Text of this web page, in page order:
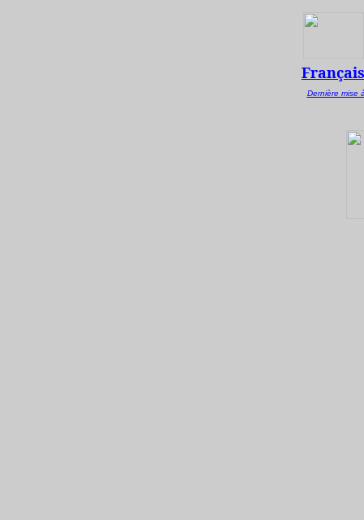
Français
Dernière mise